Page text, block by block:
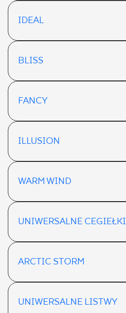
IDEAL
BLISS
FANCY
ILLUSION
WARM WIND
UNIWERSALNE CEGIEŁKI
ARCTIC STORM
UNIWERSALNE LISTWY